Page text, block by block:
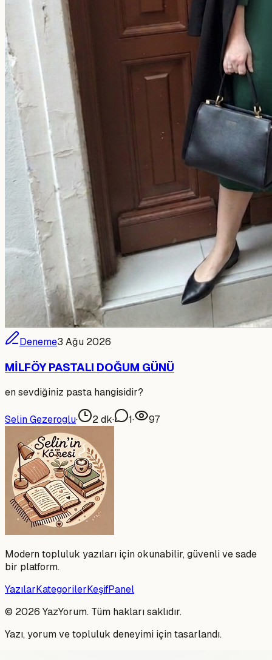
Deneme3 Ağu 2026
MİLFÖY PASTALI DOĞUM GÜNÜ
en sevdiğiniz pasta hangisidir?
Selin Gezeroglu· 2dk· 1· 97
Modern topluluk yazıları için okunabilir, güvenli ve sade
bir platform.
YazılarKategorilerKeşifPanel
© 2026 YazYorum. Tüm hakları saklıdır.
Yazı, yorum ve topluluk deneyimi için tasarlandı.